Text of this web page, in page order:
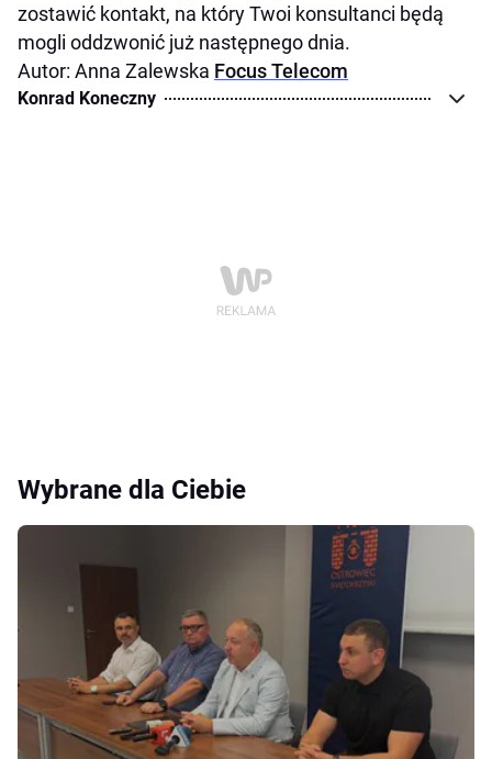
zostawić kontakt, na który Twoi konsultanci będą
mogli oddzwonić już następnego dnia.
Autor: Anna Zalewska Focus Telecom
Konrad Koneczny
Wybrane dla Ciebie